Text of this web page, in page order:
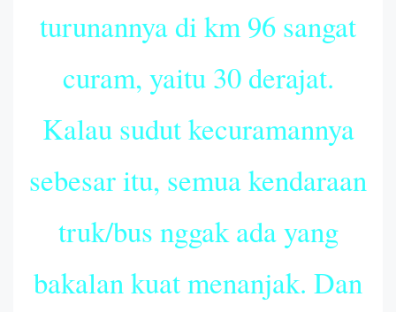
turunannya di km 96 sangat
curam, yaitu 30 derajat.
Kalau sudut kecuramannya
sebesar itu, semua kendaraan
truk/bus nggak ada yang
bakalan kuat menanjak. Dan